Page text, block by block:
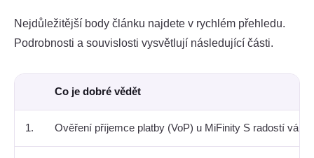
Nejdůležitější body článku najdete v rychlém přehledu.
Podrobnosti a souvislosti vysvětlují následující části.
Co je dobré vědět
1. Ověření příjemce platby (VoP) u MiFinity S radostí vám